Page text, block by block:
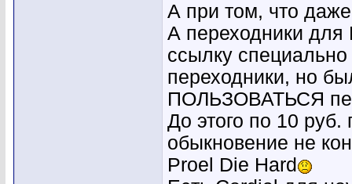
А при том, что
А переходники для
ссылку
переходники, но
ПОЛЬЗОВАТЬСЯ
До этого по 10
обыкновение не
Proel Die Hard